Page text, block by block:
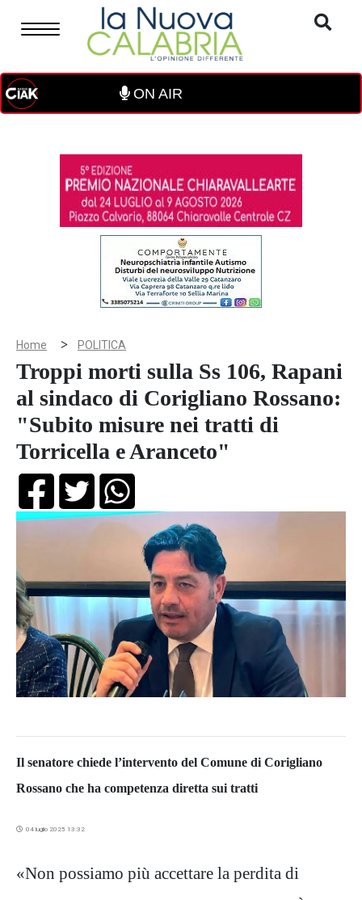
ON AIR
Home > POLITICA
Troppi morti sulla Ss 106, Rapani
al sindaco di Corigliano Rossano:
"Subito misure nei tratti di
Torricella e Aranceto"
Il senatore chiede l’intervento del Comune di Corigliano
Rossano che ha competenza diretta sui tratti
04 luglio 2025 13:32
«Non possiamo più accettare la perdita di